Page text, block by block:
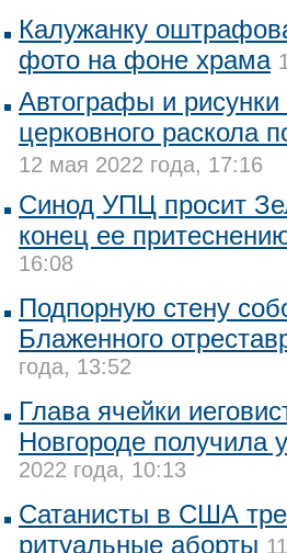
Калужанку
фото на фоне храма
Автографы и
церковного раскола
12 мая 2022 года, 17:16
Синод УПЦ просит
конец ее
16:08
Подпорную стену
Блаженного
года, 13:52
Глава ячейки
Новгороде получила
2022 года, 10:13
Сатанисты в США
ритуальные аборты